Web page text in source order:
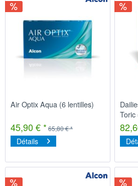
Air Optix Aqua (6 lentilles)
45,90 € * 65,80 € *
Détails
Toric